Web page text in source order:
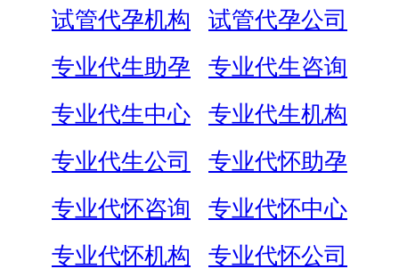
试管代孕机构
试管代孕公司
专业代生助孕
专业代生咨询
专业代生中心
专业代生机构
专业代生公司
专业代怀助孕
专业代怀咨询
专业代怀中心
专业代怀机构
专业代怀公司